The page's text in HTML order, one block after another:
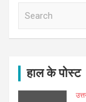
हाल के पोस्ट